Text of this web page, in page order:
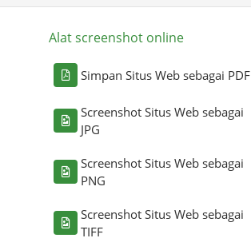
Alat screenshot online
Simpan Situs Web sebagai PDF
Screenshot Situs Web sebagai
JPG
Screenshot Situs Web sebagai
PNG
Screenshot Situs Web sebagai
TIFF